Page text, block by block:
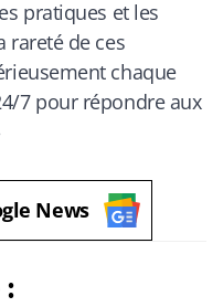
pratiques et les
rareté de ces
chaque
7 pour répondre aux
News